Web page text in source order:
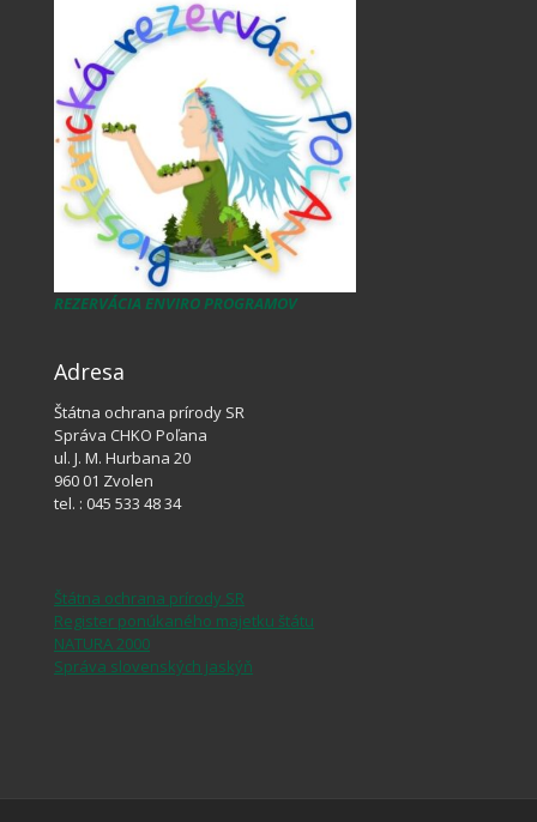
REZERVÁCIA ENVIRO PROGRAMOV
Adresa
Štátna ochrana prírody SR
Správa CHKO Poľana
ul. J. M. Hurbana 20
960 01 Zvolen
tel. : 045 533 48 34
Štátna ochrana prírody SR
Register ponúkaného majetku štátu
NATURA 2000
Správa slovenských jaskýň